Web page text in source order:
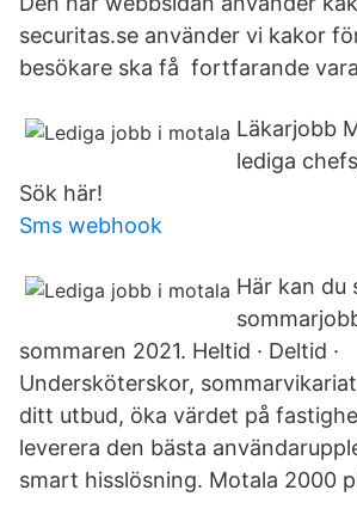
securitas.se använder vi kakor
besökare ska få fortfarande
Läkarjobb
lediga
Sök här!
Sms webhook
Här kan du
sommaren 2021. Heltid · Deltid ·
Undersköterskor,
ditt utbud, öka värdet på
leverera den bästa
smart hisslösning. Motala 2000